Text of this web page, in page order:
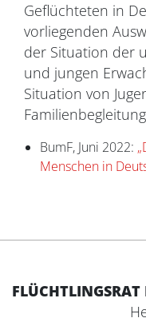
Geflüchteten in
vorliegenden
der Situation der
und jungen
Situation von
BumF, Juni 2022:
Menschen in